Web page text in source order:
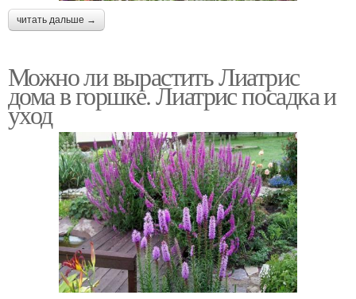
читать дальше →
Можно ли вырастить Лиатрис
дома в горшке. Лиатрис посадка и
уход